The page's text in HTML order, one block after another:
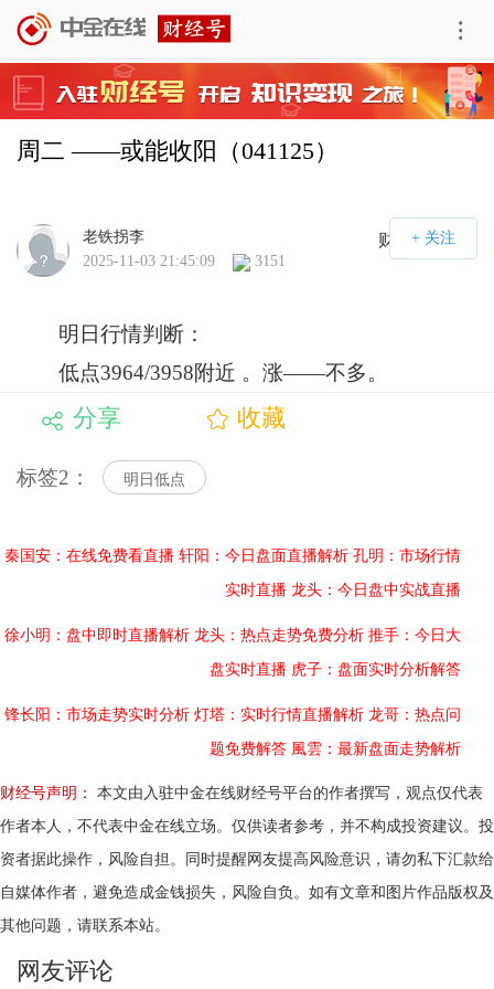
周二 ——或能收阳（041125）
财经号APP
老铁拐李
2025-11-03 21:45:09
3151
明日行情判断：
低点3964/3958附近 。涨——不多。
分享 收藏
标签2： 明日低点
秦国安：在线免费看直播 轩阳：今日盘面直播解析 孔明：市场行情
实时直播 龙头：今日盘中实战直播
徐小明：盘中即时直播解析 龙头：热点走势免费分析 推手：今日大
盘实时直播 虎子：盘面实时分析解答
锋长阳：市场走势实时分析 灯塔：实时行情直播解析 龙哥：热点问
题免费解答 風雲：最新盘面走势解析
财经号声明：
本文由入驻中金在线财经号平台的作者撰写，观点仅代表
作者本人，不代表中金在线立场。仅供读者参考，并不构成投资建议。投
资者据此操作，风险自担。同时提醒网友提高风险意识，请勿私下汇款给
自媒体作者，避免造成金钱损失，风险自负。如有文章和图片作品版权及
其他问题，请联系本站。